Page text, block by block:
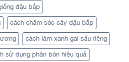
đậu bắp
cách chăm sóc cây đậu bắp
cách làm xanh gai sầu riêng
sử dụng phân bón hiệu quả